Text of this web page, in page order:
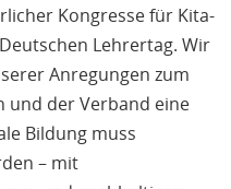
Kongresse für Kita-
Lehrertag. Wir
Anregungen zum
und der Verband eine
Bildung muss
– mit